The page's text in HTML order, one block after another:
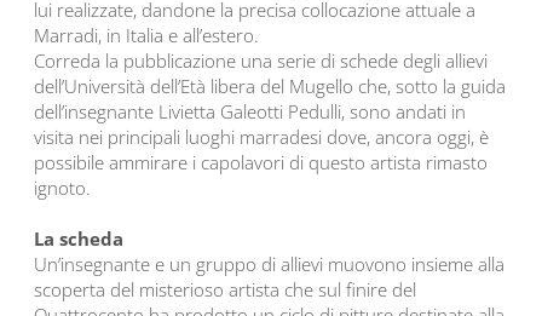
lui realizzate, dandone la precisa collocazione attuale a
Marradi, in Italia e all’estero.
Correda la pubblicazione una serie di schede degli allievi
dell’Università dell’Età libera del Mugello che, sotto la guida
dell’insegnante Livietta Galeotti Pedulli, sono andati in
visita nei principali luoghi marradesi dove, ancora oggi, è
possibile ammirare i capolavori di questo artista rimasto
ignoto.
La scheda
Un’insegnante e un gruppo di allievi muovono insieme alla
scoperta del misterioso artista che sul finire del